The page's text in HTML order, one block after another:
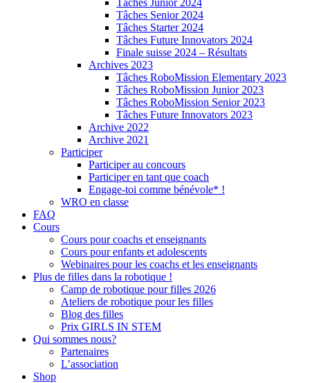
Tâches Junior 2024
Tâches Senior 2024
Tâches Starter 2024
Tâches Future Innovators 2024
Finale suisse 2024 – Résultats
Archives 2023
Tâches RoboMission Elementary 2023
Tâches RoboMission Junior 2023
Tâches RoboMission Senior 2023
Tâches Future Innovators 2023
Archive 2022
Archive 2021
Participer
Participer au concours
Participer en tant que coach
Engage-toi comme bénévole* !
WRO en classe
FAQ
Cours
Cours pour coachs et enseignants
Cours pour enfants et adolescents
Webinaires pour les coachs et les enseignants
Plus de filles dans la robotique !
Camp de robotique pour filles 2026
Ateliers de robotique pour les filles
Blog des filles
Prix GIRLS IN STEM
Qui sommes nous?
Partenaires
L’association
Shop